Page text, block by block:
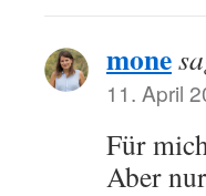
mone
11. April
Für
Aber